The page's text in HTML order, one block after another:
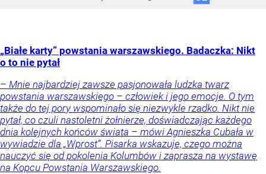
„Białe karty” powstania warszawskiego. Badaczka: Nikt
o to nie pytał
– Mnie najbardziej zawsze pasjonowała ludzka twarz
powstania warszawskiego – człowiek i jego emocje. O tym
także do tej pory wspominało się niezwykle rzadko. Nikt nie
pytał, co czuli nastoletni żołnierze, doświadczając każdego
dnia kolejnych końców świata – mówi Agnieszka Cubała w
wywiadzie dla „Wprost”. Pisarka wskazuje, czego można
nauczyć się od pokolenia Kolumbów i zaprasza na wystawę
na Kopcu Powstania Warszawskiego.